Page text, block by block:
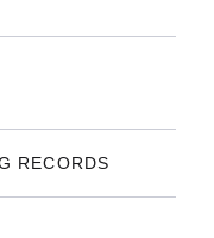
RECORDS